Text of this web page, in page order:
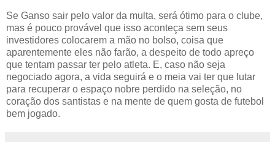
Se Ganso sair pelo valor da multa, será ótimo para o clube,
mas é pouco provável que isso aconteça sem seus
investidores colocarem a mão no bolso, coisa que
aparentemente eles não farão, a despeito de todo apreço
que tentam passar ter pelo atleta. E, caso não seja
negociado agora, a vida seguirá e o meia vai ter que lutar
para recuperar o espaço nobre perdido na seleção, no
coração dos santistas e na mente de quem gosta de futebol
bem jogado.